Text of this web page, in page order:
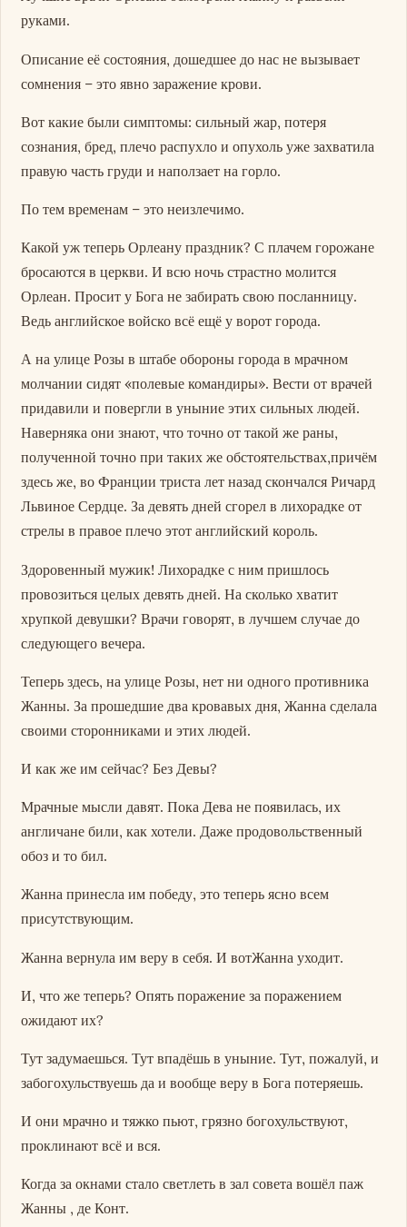
руками.
Описание её состояния, дошедшее до нас не вызывает
сомнения – это явно заражение крови.
Вот какие были симптомы: сильный жар, потеря
сознания, бред, плечо распухло и опухоль уже захватила
правую часть груди и наползает на горло.
По тем временам – это неизлечимо.
Какой уж теперь Орлеану праздник? С плачем горожане
бросаются в церкви. И всю ночь страстно молится
Орлеан. Просит у Бога не забирать свою посланницу.
Ведь английское войско всё ещё у ворот города.
А на улице Розы в штабе обороны города в мрачном
молчании сидят «полевые командиры». Вести от врачей
придавили и повергли в уныние этих сильных людей.
Наверняка они знают, что точно от такой же раны,
полученной точно при таких же обстоятельствах,причём
здесь же, во Франции триста лет назад скончался Ричард
Львиное Сердце. За девять дней сгорел в лихорадке от
стрелы в правое плечо этот английский король.
Здоровенный мужик! Лихорадке с ним пришлось
провозиться целых девять дней. На сколько хватит
хрупкой девушки? Врачи говорят, в лучшем случае до
следующего вечера.
Теперь здесь, на улице Розы, нет ни одного противника
Жанны. За прошедшие два кровавых дня, Жанна сделала
своими сторонниками и этих людей.
И как же им сейчас? Без Девы?
Мрачные мысли давят. Пока Дева не появилась, их
англичане били, как хотели. Даже продовольственный
обоз и то бил.
Жанна принесла им победу, это теперь ясно всем
присутствующим.
Жанна вернула им веру в себя. И вотЖанна уходит.
И, что же теперь? Опять поражение за поражением
ожидают их?
Тут задумаешься. Тут впадёшь в уныние. Тут, пожалуй, и
забогохульствуешь да и вообще веру в Бога потеряешь.
И они мрачно и тяжко пьют, грязно богохульствуют,
проклинают всё и вся.
Когда за окнами стало светлеть в зал совета вошёл паж
Жанны , де Конт.